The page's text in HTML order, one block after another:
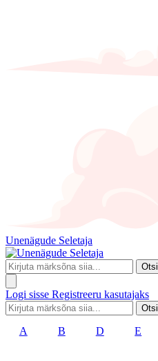
Unenägude Seletaja
Otsi
Logi sisse Registreeru kasutajaks
Otsi
A B D E